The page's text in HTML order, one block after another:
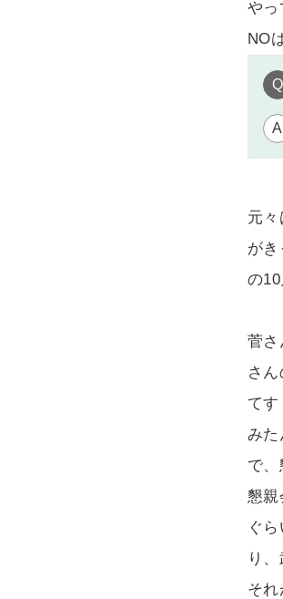
やっ
NO
Q
A
元
が
の10
菅さ
さ
て
みた
で
懇親
ぐ
り
そ